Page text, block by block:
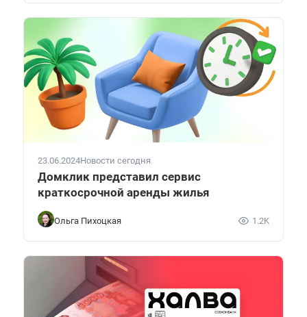
23.06.2024Новости сегодня
Домклик представил сервис
краткосрочной аренды жилья
Ольга Пихоцкая 1.2K